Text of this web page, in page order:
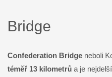
Bridge
Confederation Bridge neboli
téměř 13 kilometrů a je